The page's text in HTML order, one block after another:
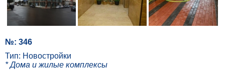
№: 346
Тип: Новостройки
* Дома и жилые комплексы